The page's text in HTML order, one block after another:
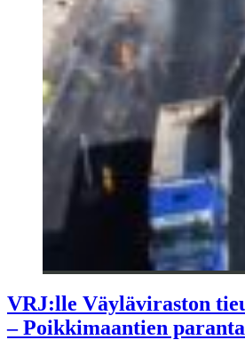
VRJ:lle Väyläviraston
– Poikkimaantien